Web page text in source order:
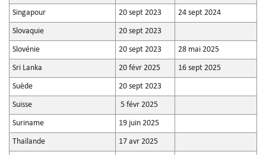
Singapour 20 sept 2023 24 sept 2024
Slovaquie 20 sept 2023
Slovénie 20 sept 2023 28 mai 2025
Sri Lanka 20 févr 2025 16 sept 2025
Suède 20 sept 2023
Suisse 5 févr 2025
Suriname 19 juin 2025
Thaïlande 17 avr 2025